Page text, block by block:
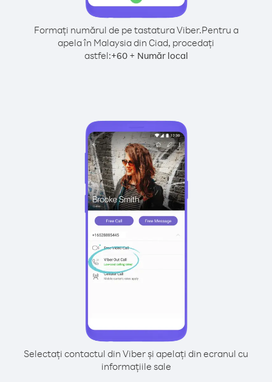
Formați numărul de pe tastatura Viber.Pentru a
apela în Malaysia din Ciad, procedați
astfel:+60+ Număr local
Selectați contactul din Viber și apelați din ecranul cu
informațiile sale